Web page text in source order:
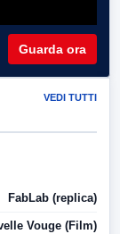
Guarda ora
VEDI TUTTI
FabLab (replica)
Vouge (Film)